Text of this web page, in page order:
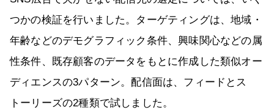
つかの検証を行いました。ターゲティングは、地域・
年齢などのデモグラフィック条件、興味関心などの属
性条件、既存顧客のデータをもとに作成した類似オー
ディエンスの3パターン。配信面は、フィードとス
トーリーズの2種類で試しました。